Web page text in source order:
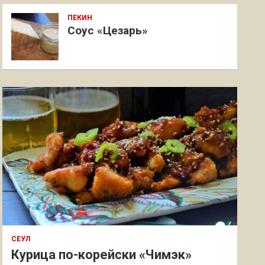
ПЕКИН
Соус «Цезарь»
СЕУЛ
Курица по-корейски «Чимэк»